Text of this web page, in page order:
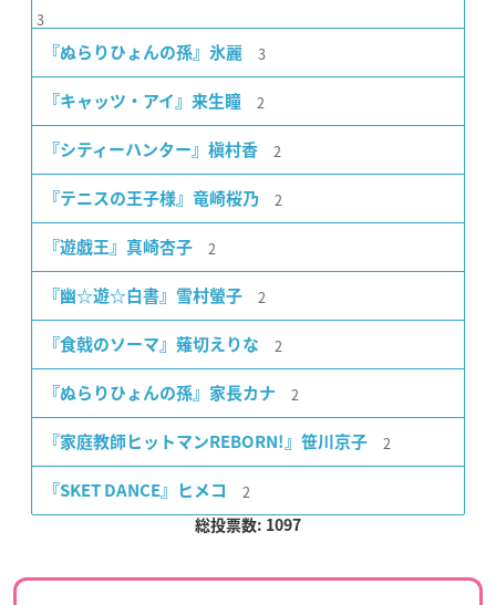
3
『ぬらりひょんの孫』氷麗 3
『キャッツ・アイ』来生瞳 2
『シティーハンター』槇村香 2
『テニスの王子様』竜崎桜乃 2
『遊戯王』真崎杏子 2
『幽☆遊☆白書』雪村螢子 2
『食戟のソーマ』薙切えりな 2
『ぬらりひょんの孫』家長カナ 2
『家庭教師ヒットマンREBORN!』笹川京子 2
『SKET DANCE』ヒメコ 2
総投票数: 1097